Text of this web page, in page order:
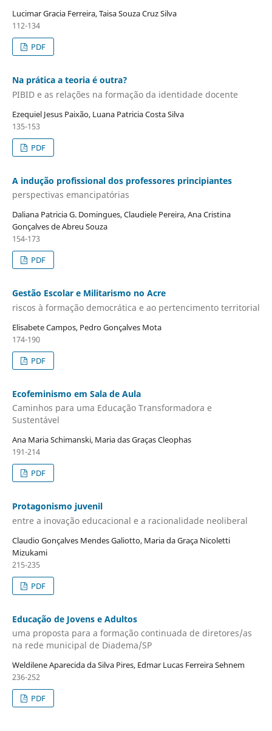
Lucimar Gracia Ferreira, Taisa Souza Cruz Silva
112-134
PDF
Na prática a teoria é outra?
PIBID e as relações na formação da identidade docente
Ezequiel Jesus Paixão, Luana Patricia Costa Silva
135-153
PDF
A indução profissional dos professores principiantes
perspectivas emancipatórias
Daliana Patricia G. Domingues, Claudiele Pereira, Ana Cristina
Gonçalves de Abreu Souza
154-173
PDF
Gestão Escolar e Militarismo no Acre
riscos à formação democrática e ao pertencimento territorial
Elisabete Campos, Pedro Gonçalves Mota
174-190
PDF
Ecofeminismo em Sala de Aula
Caminhos para uma Educação Transformadora e
Sustentável
Ana Maria Schimanski, Maria das Graças Cleophas
191-214
PDF
Protagonismo juvenil
entre a inovação educacional e a racionalidade neoliberal
Claudio Gonçalves Mendes Galiotto, Maria da Graça Nicoletti
Mizukami
215-235
PDF
Educação de Jovens e Adultos
uma proposta para a formação continuada de diretores/as
na rede municipal de Diadema/SP
Weldilene Aparecida da Silva Pires, Edmar Lucas Ferreira Sehnem
236-252
PDF